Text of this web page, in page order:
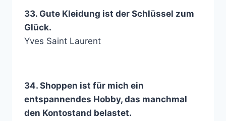
33. Gute Kleidung ist der Schlüssel zum
Glück.
Yves Saint Laurent
34. Shoppen ist für mich ein
entspannendes Hobby, das manchmal
den Kontostand belastet.